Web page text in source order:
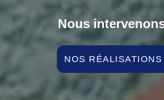
Nous
NOS RÉALISATIONS